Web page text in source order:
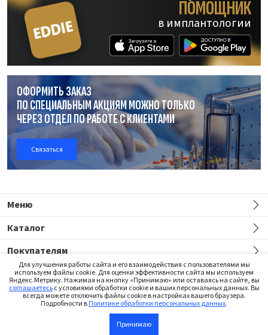
В корзину
ПОМОЩНИК
в имплантологии
ОФОРМИТЬ ЗАКАЗ
ПО СПЕЦИАЛЬНЫМ АКЦИЯМ МОЖНО ТОЛЬКО
ЧЕРЕЗ ОТДЕЛПО РАБОТЕС КЛИЕНТАМИ
Связаться
Меню
Каталог
Покупателям
Сайт предназначен только для медицинских работников
©2026 Institut Straumann AG
Для улучшения работы сайта и его взаимодействия с пользователями мы
используем файлы cookie. Для оценки эффективности сайта мы используем
Яндекс.Метрику. Нажимая на кнопку «Принимаю» или оставаясь на сайте, вы
соглашаетесьс условиями обработки cookie и ваших персональных данных. Вы
всегда можете отключить файлы cookie в настройках вашего браузера.
Подробности вПолитике обработки персональных данных.
Принимаю